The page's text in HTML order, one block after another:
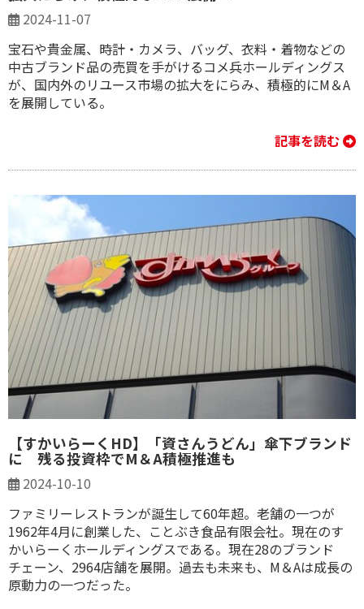
2024-11-07
宝石や貴金属、時計・カメラ、バッグ、衣料・着物などの
中古ブランド品の売買を手がけるコメ兵ホールディングス
が、国内外のリユース市場の拡大をにらみ、積極的にM＆A
を展開している。
記事を読む
【すかいらーくHD】「資さんうどん」傘下ブランド
に 残る投資枠でM＆A積極推進も
2024-10-10
ファミリーレストランが誕生して60年超。老舗の一つが
1962年4月に創業した、ことぶき食品有限会社。現在のす
かいらーくホールディングスである。現在28のブランド
チェーン、2964店舗を展開。過去も未来も、M＆Aは成長の
原動力の一つだった。